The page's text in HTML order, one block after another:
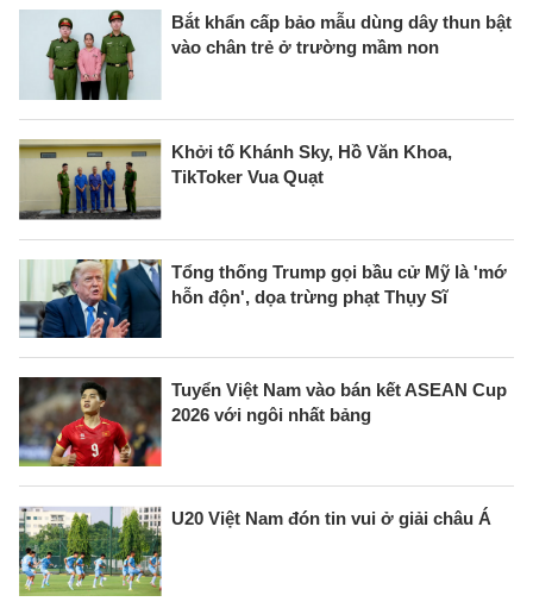
Bắt khẩn cấp bảo mẫu dùng dây thun bật
vào chân trẻ ở trường mầm non
Khởi tố Khánh Sky, Hồ Văn Khoa,
TikToker Vua Quạt
Tổng thống Trump gọi bầu cử Mỹ là 'mớ
hỗn độn', dọa trừng phạt Thụy Sĩ
Tuyển Việt Nam vào bán kết ASEAN Cup
2026 với ngôi nhất bảng
U20 Việt Nam đón tin vui ở giải châu Á